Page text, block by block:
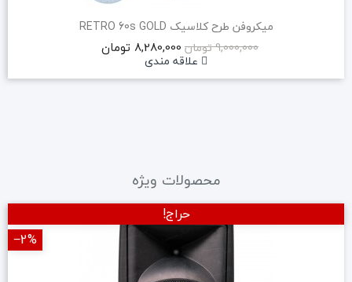
میکروفن طرح کلاسیک RETRO 60s GOLD
9,000,000 تومان
8,280,000 تومان
علاقه مندی
محصولات ویژه
حراج!
‎−2%